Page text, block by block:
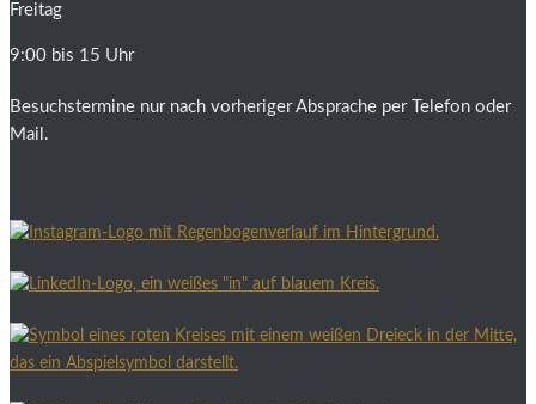
Freitag
9:00 bis 15 Uhr
Besuchstermine nur nach vorheriger Absprache per Telefon oder
Mail.